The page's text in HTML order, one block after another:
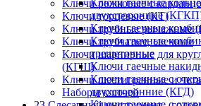
Ключи рожковые с
Ключи торцевые (КТ)
Ключи трубные рычажные
Ключи трубчатые, свечные
Ключи шарнирные для
(КГШ)
Ключи шестигранные и
Наборы ключей
Ключи гаечные
двухсторонние
Ключи гаечные
Ключи гаечные
трещеточные
Ключи гаечные
Ключи гаечные с
двухсторонние (КГД)